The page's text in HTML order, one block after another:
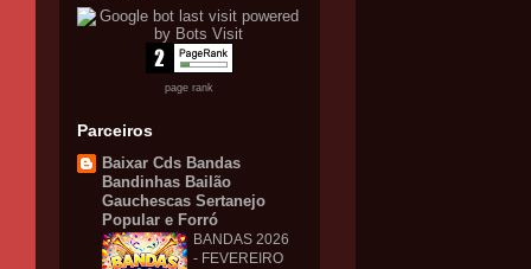
page rank
Parceiros
Baixar Cds Bandas
Bandinhas Bailão
Gauchescas Sertanejo
Popular e Forró
BANDAS 2026
- FEVEREIRO